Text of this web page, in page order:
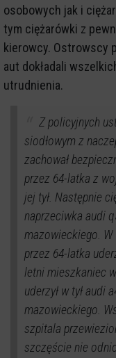
osobowych jak i
tym ciężarówki z
kierowcy. Ostrowscy
aut dokładali
utrudnienia.
Z policyjnych
siodłowym z
zachował
przez 64-latka z
jej tył. Następnie
naprzeciwka audi
mazowieckiego.
przez 64-latka
letni mieszkaniec
uderzył w tył audi
mazowieckiego.
szpitala
szczęście nie